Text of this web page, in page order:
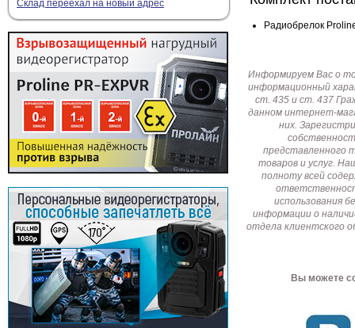
Склад переехал на новый адрес
Радиобрелок
Информируем Вас о
информационный
ст. 435 и ст. 437
данном интернет-
них.
представленного
товаров и услуг.
полноту всей
использования
информации о
отдела клиентского
Вы можете